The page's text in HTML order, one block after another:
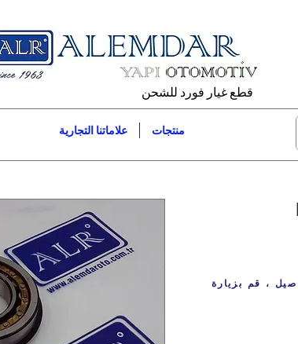
قطع غيار فورد للشحن
علاماتنا التجارية منتجات